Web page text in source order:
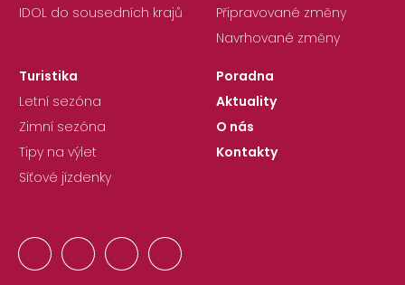
IDOL do sousedních krajů
Připravované změny
Navrhované změny
Turistika
Letní sezóna
Zimní sezóna
Tipy na výlet
Síťové jízdenky
Poradna
Aktuality
O nás
Kontakty